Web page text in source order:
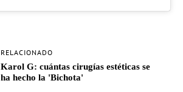
RELACIONADO
Karol G: cuántas cirugías estéticas se
ha hecho la 'Bichota'